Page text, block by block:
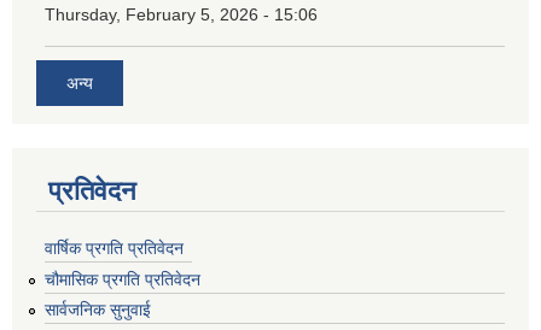
Thursday, February 5, 2026 - 15:06
अन्य
प्रतिवेदन
वार्षिक प्रगति प्रतिवेदन
चौमासिक प्रगति प्रतिवेदन
सार्वजनिक सुनुवाई